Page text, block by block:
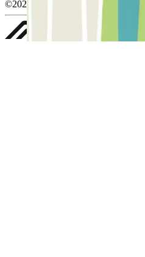
©2026 Parclick. All rights reserved